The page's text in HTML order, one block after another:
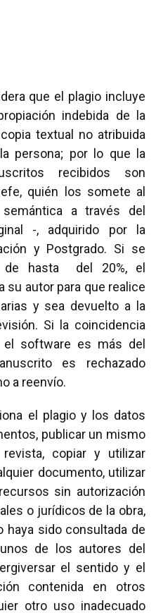
que el plagio incluye
indebida de la
textual no atribuida
persona; por lo que la
recibidos son
quién los somete al
a través del
-, adquirido por la
y Postgrado. Si se
de hasta del 20%, el
su autor para que realice
y sea devuelto a la
Si la coincidencia
el software es más del
es rechazado
a reenvío.
el plagio y los datos
publicar un mismo
copiar y utilizar
documento, utilizar
sin autorización
o jurídicos de la obra,
haya sido consultada de
de los autores del
el sentido y el
contenida en otros
otro uso inadecuado